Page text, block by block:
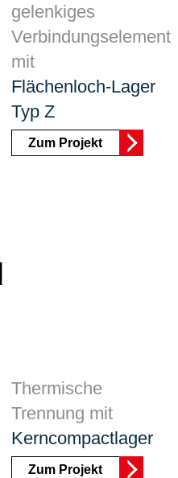
gelenkiges
Verbindungselement
mit
Flächenloch-Lager
Typ Z
Zum Projekt
Thermische
Trennung mit
Kerncompactlager
Zum Projekt